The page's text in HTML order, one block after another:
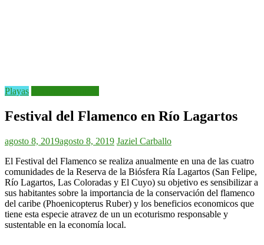
Playas
Festival del Flamenco en Río Lagartos
agosto 8, 2019agosto 8, 2019 Jaziel Carballo
El Festival del Flamenco se realiza anualmente en una de las cuatro
comunidades de la Reserva de la Biósfera Ría Lagartos (San Felipe,
Río Lagartos, Las Coloradas y El Cuyo) su objetivo es sensibilizar a
sus habitantes sobre la importancia de la conservación del flamenco
del caribe (Phoenicopterus Ruber) y los beneficios economicos que
tiene esta especie atravez de un un ecoturismo responsable y
sustentable en la economía local.